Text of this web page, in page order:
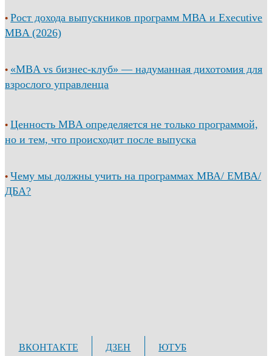
• Рост дохода выпускников программ МВА и Executive
MBA (2026)
• «MBA vs бизнес-клуб» — надуманная дихотомия для
взрослого управленца
• Ценность MBA определяется не только программой,
но и тем, что происходит после выпуска
• Чему мы должны учить на программах МВА/ ЕМВА/
ДБА?
ВКОНТАКТЕ ДЗЕН ЮТУБ